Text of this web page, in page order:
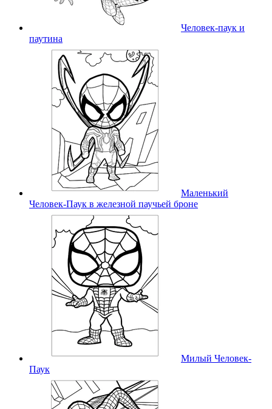
Человек-паук и
паутина
Маленький
Человек-Паук в железной паучьей броне
Милый Человек-
Паук